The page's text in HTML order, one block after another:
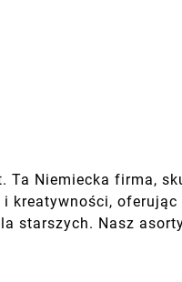
Niemiecka firma,
starszych. Nasz